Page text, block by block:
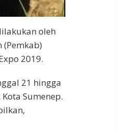
oleh
(Pemkab)
2019.
21 hingga
Sumenep.